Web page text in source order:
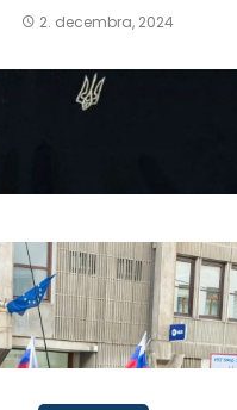
2. decembra, 2024